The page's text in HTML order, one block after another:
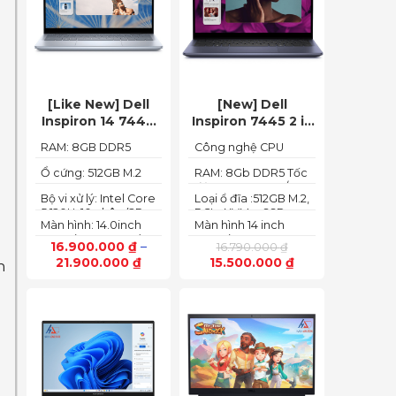
[Like New] Dell
Inspiron 14 7440
120U Ram 8GB
SSD 512GB FHD+
16.900.000 ₫–
21.900.000 ₫
Màn hình: 14.0inch
FHD+ (1920 x 1200)
60Hz,250 nits
Bộ vi xử lý: Intel Core
5 120U, 10 nhân (2P +
8E) / 12 luồng
Ổ cứng: 512GB M.2
RAM: 8GB DDR5
[New] Dell
Inspiron 7445 2 in
8640HS, Ram
8GB,SSD 512GB,
AMD Radeon,14
FHD+ Touch)
16.790.000₫
15.500.000₫
Màn hình 14 inch
FHD+ (1920 x 1200
pixels)
Loại ổ đĩa :512GB M.2,
PCIe NVMe, SSD
RAM: 8Gb DDR5 Tốc
độ BUS :5200MT/s
Công nghệ CPU